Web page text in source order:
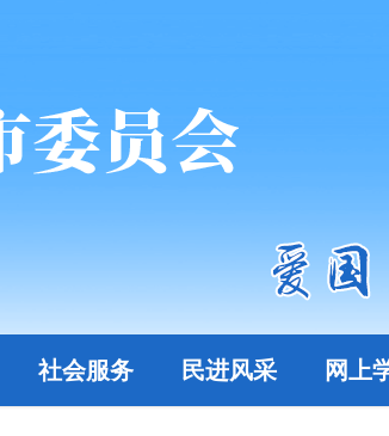
社会服务 民进风采 网上